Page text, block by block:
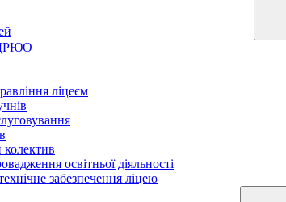
ліцеєм
колектив
освітньої діяльності
забезпечення ліцею